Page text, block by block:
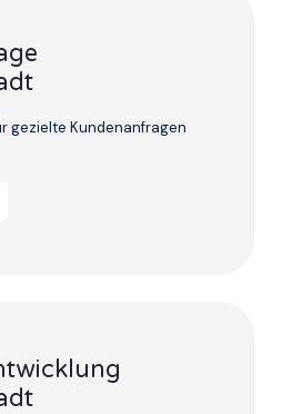
gezielte Kundenanfragen